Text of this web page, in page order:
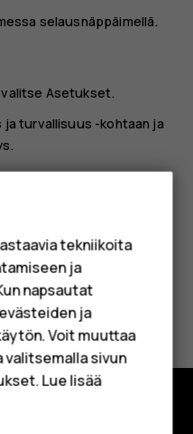
selausnäppäimellä.
Asetukset.
ja turvallisuus -kohtaan ja
.
.
tekniikoita
ja
napsautat
ja
Voit muuttaa
valitsemalla sivun
Lue lisää